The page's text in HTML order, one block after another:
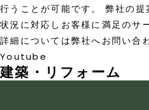
行うことが可能です。 弊社の
状況に対応しお客様に満足のサ
詳細については弊社へお問い合
Youtube
建築・リフォーム